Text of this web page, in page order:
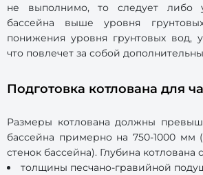
не выполнимо, то следует либо
бассейна выше уровня
понижения уровня грунтовых вод,
что повлечет за собой
Подготовка котлована для
Размеры котлована должны
бассейна примерно на 750-1000 мм
стенок бассейна). Глубина котлована
толщины песчано-гравийной